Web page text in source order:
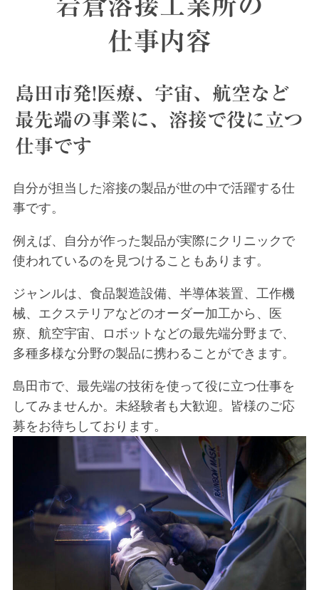
岩倉溶接工業所の
仕事内容
島田市発!医療、宇宙、航空など
最先端の事業に、溶接で役に立つ
仕事です
自分が担当した溶接の製品が世の中で活躍する仕
事です。
例えば、自分が作った製品が実際にクリニックで
使われているのを見つけることもあります。
ジャンルは、食品製造設備、半導体装置、工作機
械、エクステリアなどのオーダー加工から、医
療、航空宇宙、ロボットなどの最先端分野まで、
多種多様な分野の製品に携わることができます。
島田市で、最先端の技術を使って役に立つ仕事を
してみませんか。未経験者も大歓迎。皆様のご応
募をお待ちしております。